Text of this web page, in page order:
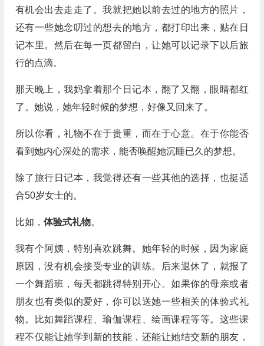
有机会出去走走了。我就把她以前去过的地方的照片，
还有一些她念叨过的想去的地方，都打印出来，贴在日
记本里。然后在每一页都留白，让她可以记录下以后旅
行的点滴。
那天晚上，我妈拿着那个日记本，翻了又翻，眼睛都红
了。她说，她年轻时候的梦想，好像又回来了。
所以你看，礼物不在于贵重，而在于心意。在于你能否
看到她内心深处的需求，能否唤醒她沉睡已久的梦想。
除了旅行日记本，我觉得还有一些其他的选择，也挺适
合50岁女士的。
比如， 体验式礼物。
我有个阿姨，特别喜欢跳舞。她年轻的时候，因为家庭
原因，没有机会接受专业的训练。后来退休了，就报了
一个舞蹈班，每天都跳得特别开心。如果你的母亲或者
朋友也有类似的爱好，你可以送她一些相关的体验式礼
物。比如舞蹈课程、瑜伽课程、绘画课程等等。这些课
程不仅能让她学到新的技能，还能让她结交新的朋友，